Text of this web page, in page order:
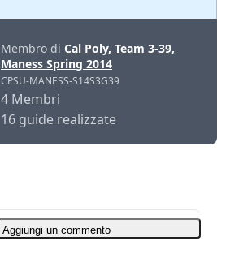
Membro di Cal Poly, Team 3-39,
Maness Spring 2014
CPSU-MANESS-S14S3G39
4 Membri
16 guide realizzate
Aggiungi un commento